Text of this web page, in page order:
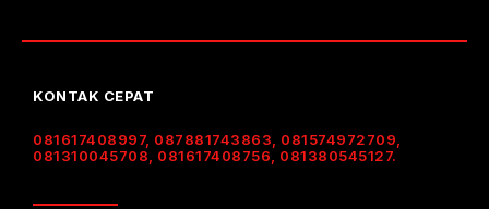
KONTAK CEPAT
081617408997, 087881743863, 081574972709,
081310045708, 081617408756, 081380545127.